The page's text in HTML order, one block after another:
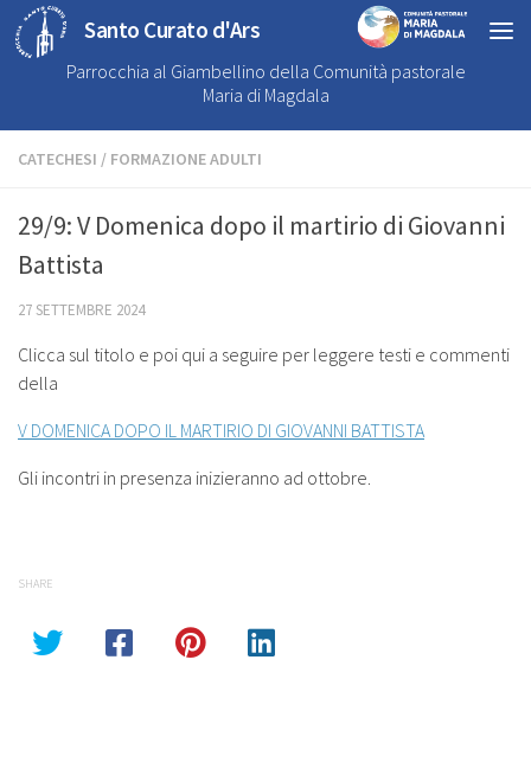
Santo Curato d'Ars
Parrocchia al Giambellino della Comunità pastorale
Maria di Magdala
CATECHESI / FORMAZIONE ADULTI
29/9: V Domenica dopo il martirio di Giovanni
Battista
27 SETTEMBRE 2024
Clicca sul titolo e poi qui a seguire per leggere testi e commenti
della
V DOMENICA DOPO IL MARTIRIO DI GIOVANNI BATTISTA
Gli incontri in presenza inizieranno ad ottobre.
SHARE